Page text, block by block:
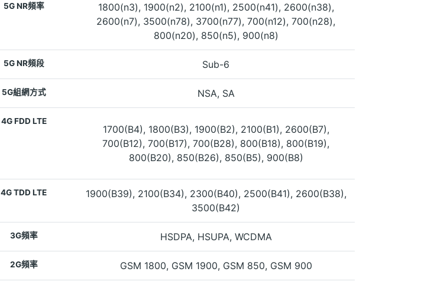
5G NR頻率
1800(n3), 1900(n2), 2100(n1), 2500(n41), 2600(n38),
2600(n7), 3500(n78), 3700(n77), 700(n12), 700(n28),
800(n20), 850(n5), 900(n8)
5G NR頻段 Sub-6
5G組網方式 NSA, SA
4G FDD LTE
1700(B4), 1800(B3), 1900(B2), 2100(B1), 2600(B7),
700(B12), 700(B17), 700(B28), 800(B18), 800(B19),
800(B20), 850(B26), 850(B5), 900(B8)
4G TDD LTE
1900(B39), 2100(B34), 2300(B40), 2500(B41), 2600(B38),
3500(B42)
3G頻率 HSDPA, HSUPA, WCDMA
2G頻率 GSM 1800, GSM 1900, GSM 850, GSM 900